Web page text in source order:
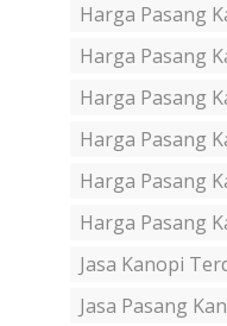
Harga Pasang
Harga Pasang
Harga Pasang
Harga Pasang
Harga Pasang
Harga Pasang
Jasa Kanopi
Jasa Pasang